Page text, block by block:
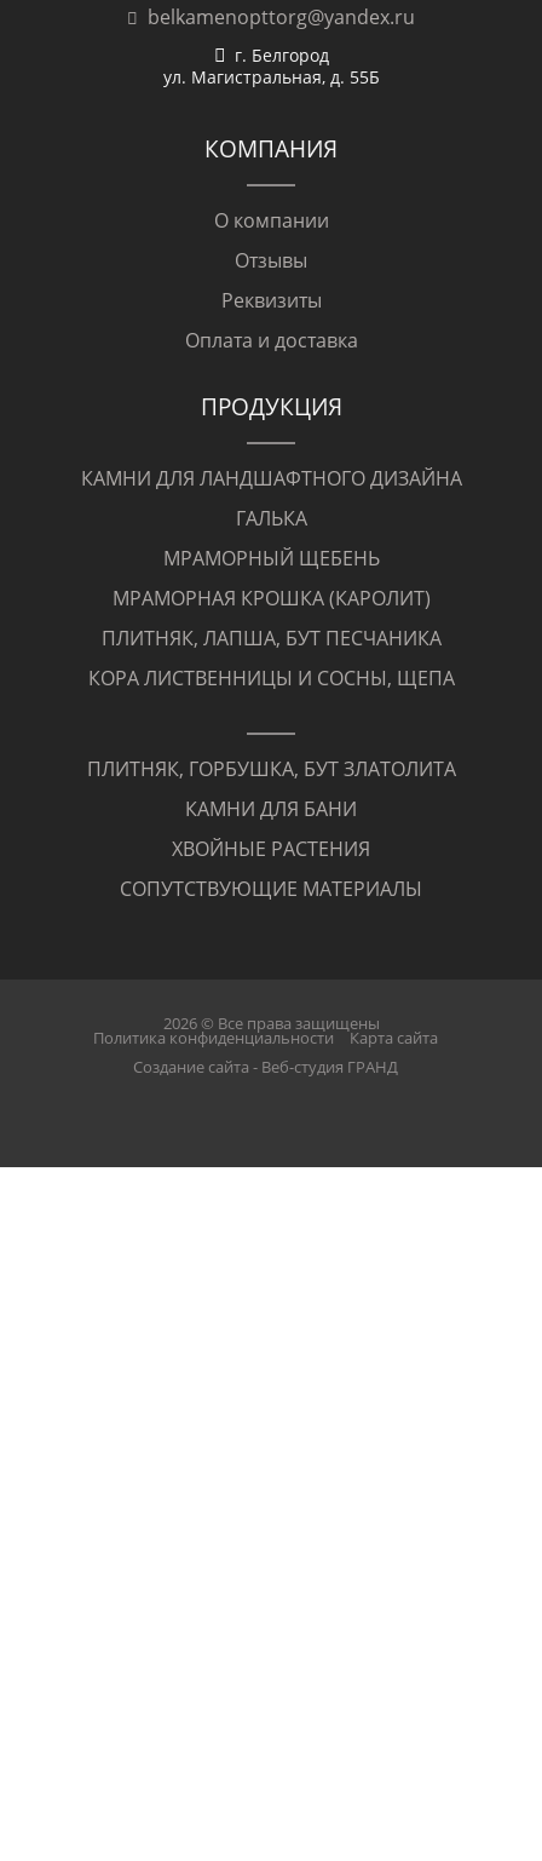
belkamenopttorg@yandex.ru
г. Белгород
ул. Магистральная, д. 55Б
КОМПАНИЯ
О компании
Отзывы
Реквизиты
Оплата и доставка
ПРОДУКЦИЯ
КАМНИ ДЛЯ ЛАНДШАФТНОГО ДИЗАЙНА
ГАЛЬКА
МРАМОРНЫЙ ЩЕБЕНЬ
МРАМОРНАЯ КРОШКА (КАРОЛИТ)
ПЛИТНЯК, ЛАПША, БУТ ПЕСЧАНИКА
КОРА ЛИСТВЕННИЦЫ И СОСНЫ, ЩЕПА
ПЛИТНЯК, ГОРБУШКА, БУТ ЗЛАТОЛИТА
КАМНИ ДЛЯ БАНИ
ХВОЙНЫЕ РАСТЕНИЯ
СОПУТСТВУЮЩИЕ МАТЕРИАЛЫ
2026 © Все права защищены
Политика конфиденциальности
Карта сайта
Создание сайта - Веб-студия ГРАНД